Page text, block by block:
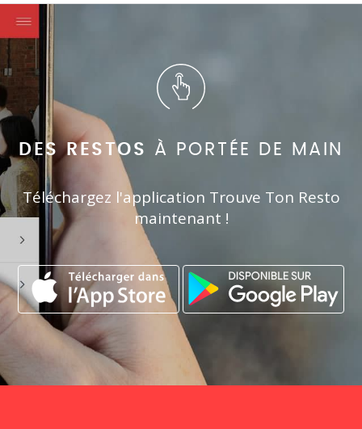
DES RESTOS À PORTÉE DE MAIN
Téléchargez l'application Trouve Ton Resto
maintenant !